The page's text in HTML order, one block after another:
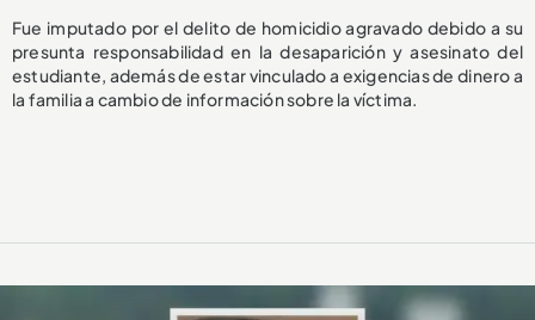
Fue imputado por el delito de homicidio agravado debido a su
presunta responsabilidad en la desaparición y asesinato del
estudiante, además de estar vinculado a exigencias de dinero a
la familia a cambio de información sobre la víctima.